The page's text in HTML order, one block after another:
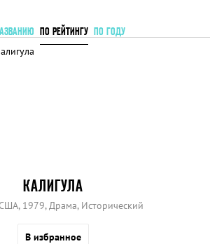
ПО РЕЙТИНГУ ПО ГОДУ
КАЛИГУЛА
1979, Драма, Исторический
В избранное